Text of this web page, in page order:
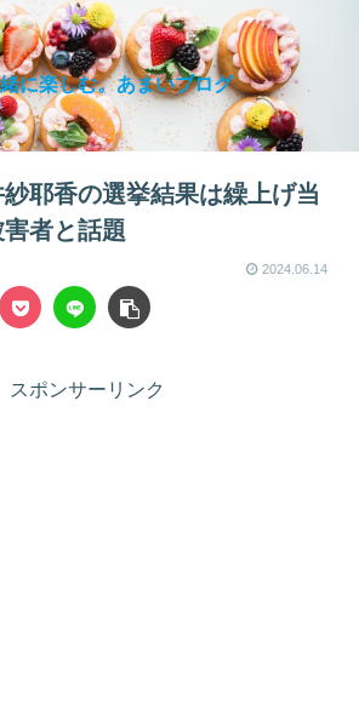
に楽しむ。あまいブログ
耶香の選挙結果は繰上げ当
者と話題
2024.06.14
スポンサーリンク